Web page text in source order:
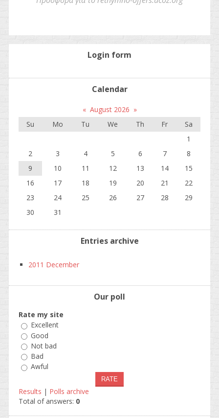
Login form
Calendar
« August 2026 »
Su
Mo Tu We Th Fr
Sa
1
2
3 4 5 6 7
8
9
10 11 12 13 14
15
16
17 18 19 20 21
22
23
24 25 26 27 28
29
30
31
Entries archive
2011 December
Our poll
Rate my site
Excellent
Good
Not bad
Bad
Awful
Results | Polls archive
Total of answers: 0